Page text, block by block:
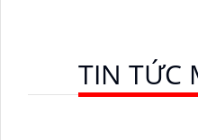
TIN TỨC